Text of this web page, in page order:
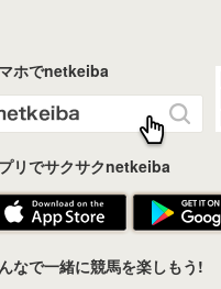
ホでnetkeiba
リでサクサクnetkeiba
なで一緒に競馬を楽しもう!